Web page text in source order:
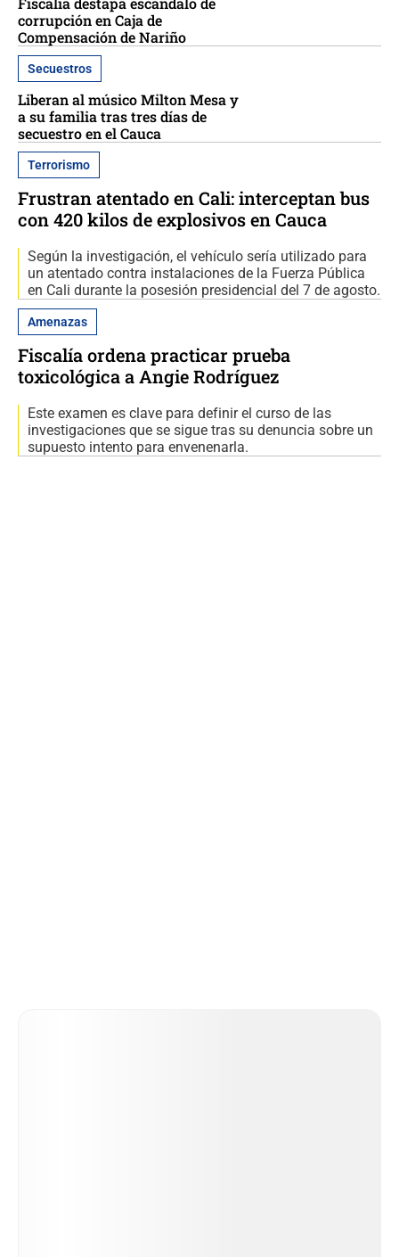
corrupción en Caja de
Compensación de Nariño
Secuestros
Liberan al músico Milton Mesa y
a su familia tras tres días de
secuestro en el Cauca
Terrorismo
Frustran atentado en Cali: interceptan bus
con 420 kilos de explosivos en Cauca
Según la investigación, el vehículo sería utilizado para
un atentado contra instalaciones de la Fuerza Pública
en Cali durante la posesión presidencial del 7 de agosto.
Amenazas
Fiscalía ordena practicar prueba
toxicológica a Angie Rodríguez
Este examen es clave para definir el curso de las
investigaciones que se sigue tras su denuncia sobre un
supuesto intento para envenenarla.